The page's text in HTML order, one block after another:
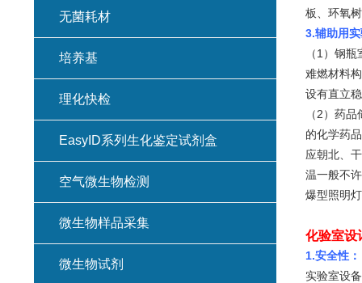
板、环氧
3.辅助用
（1）钢
难燃材料
设有直立
（2）药
的化学药
应朝北、
温一般不
爆型照明
化验室设
1.安全性：
实验室设
无菌耗材
培养基
理化快检
EasyID系列生化鉴定试剂盒
空气微生物检测
微生物样品采集
微生物试剂